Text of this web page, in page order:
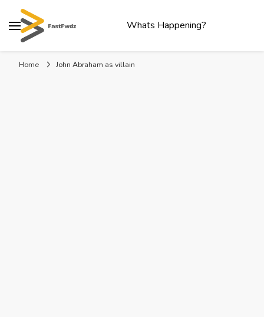
Whats Happening?
Home John Abraham as villain